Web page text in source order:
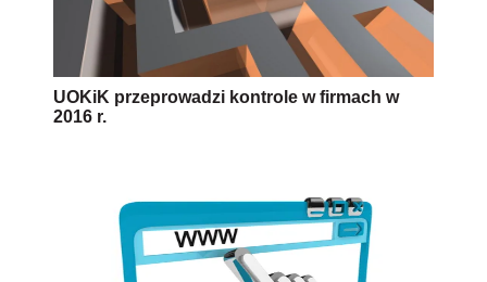
UOKiK przeprowadzi kontrole w firmach w
2016 r.